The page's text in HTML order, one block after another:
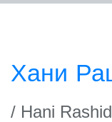
Хани
/ Hani Rashid